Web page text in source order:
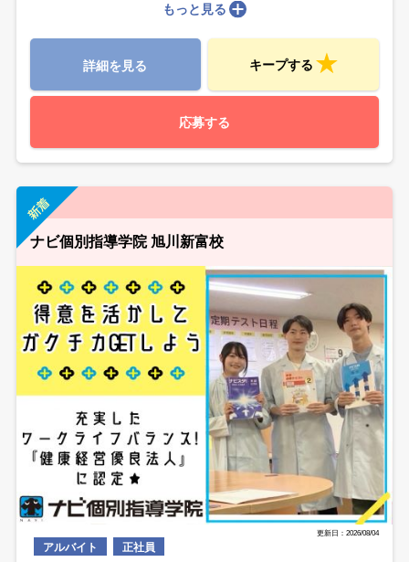
もっと見る
詳細を見る キープする
応募する
ナビ個別指導学院 旭川新富校
更新日：2026/08/04
アルバイト 正社員